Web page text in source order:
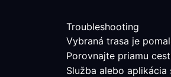
Troubleshooting
Vybraná trasa je
Porovnajte priamu
Služba alebo